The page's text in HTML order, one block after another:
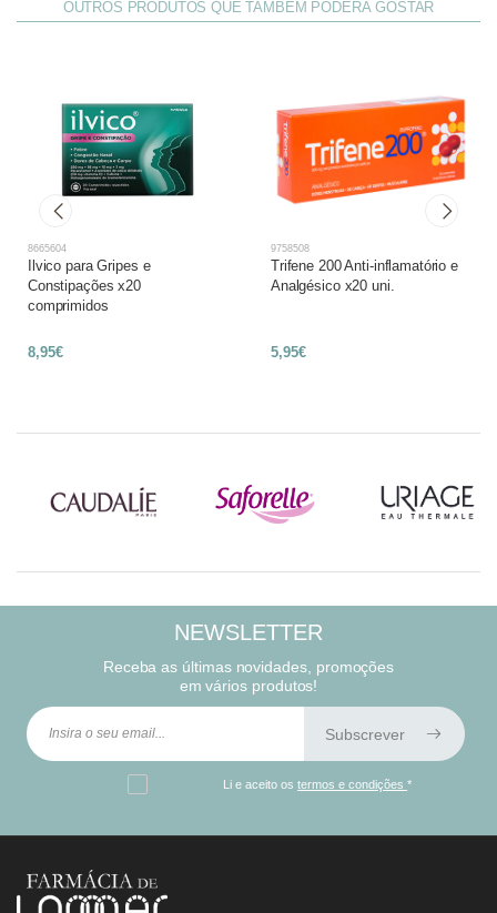
OUTROS PRODUTOS QUE TAMBÉM PODERÁ GOSTAR
8665604
Ilvico para Gripes e
Constipações x20
comprimidos
8,95€
9758508
Trifene 200 Anti-inflamatório e
Analgésico x20 uni.
5,95€
NEWSLETTER
Receba as últimas novidades, promoções
em vários produtos!
Subscrever
Li e aceito ostermos e condições*